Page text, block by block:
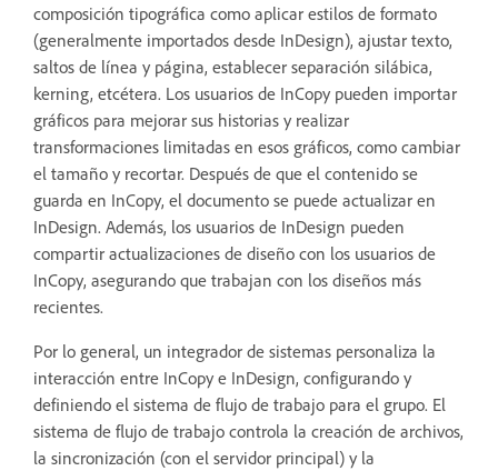
composición tipográfica como aplicar estilos de formato
(generalmente importados desde InDesign), ajustar texto,
saltos de línea y página, establecer separación silábica,
kerning, etcétera. Los usuarios de InCopy pueden importar
gráficos para mejorar sus historias y realizar
transformaciones limitadas en esos gráficos, como cambiar
el tamaño y recortar. Después de que el contenido se
guarda en InCopy, el documento se puede actualizar en
InDesign. Además, los usuarios de InDesign pueden
compartir actualizaciones de diseño con los usuarios de
InCopy, asegurando que trabajan con los diseños más
recientes.
Por lo general, un integrador de sistemas personaliza la
interacción entre InCopy e InDesign, configurando y
definiendo el sistema de flujo de trabajo para el grupo. El
sistema de flujo de trabajo controla la creación de archivos,
la sincronización (con el servidor principal) y la